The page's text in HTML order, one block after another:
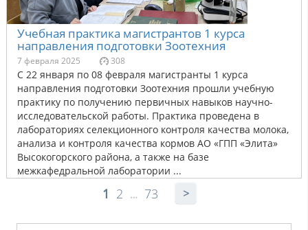
Учебная практика магистрантов 1 курса
направления подготовки Зоотехния
7 февраля 2025 308
С 22 января по 08 февраля магистранты 1 курса
направления подготовки Зоотехния прошли учебную
практику по получению первичных навыков научно-
исследовательской работы. Практика проведена в
лабораториях селекционного контроля качества молока,
анализа и контроля качества кормов АО «ГПП «Элита»
Высокогорского района, а также на базе
межкафедральной лаборатории ...
1 2 … 73